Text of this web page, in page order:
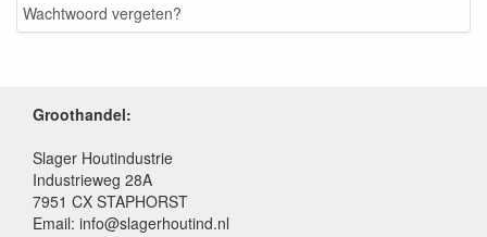
Wachtwoord vergeten?
Groothandel:
Slager Houtindustrie
Industrieweg 28A
7951 CX STAPHORST
Email: info@slagerhoutind.nl